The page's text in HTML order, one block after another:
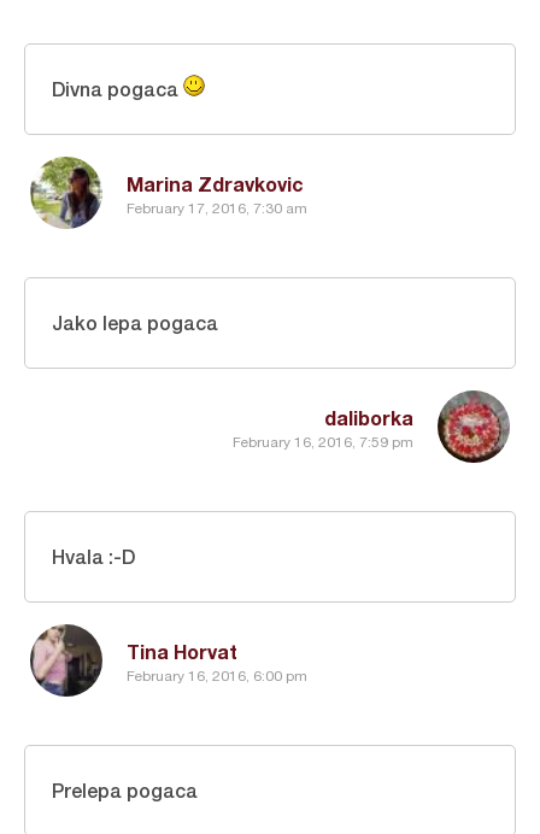
Marina Zdravkovic
February 17, 2016, 7:30 am
Divna pogaca
daliborka
February 16, 2016, 7:59 pm
Jako lepa pogaca
Tina Horvat
February 16, 2016, 6:00 pm
Hvala :-D
Prelepa pogaca